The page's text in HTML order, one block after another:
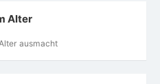
Alter
ausmacht